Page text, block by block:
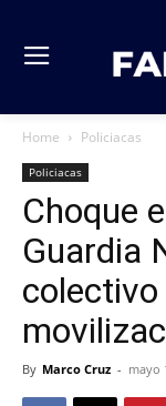
Home Policiacas
Policiacas
Choque
Guardia
By Marco Cruz - mayo